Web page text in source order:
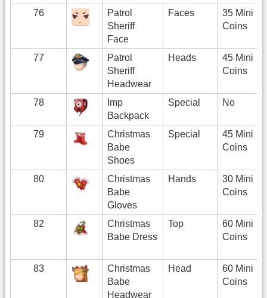
76
Patrol
Sheriff
Face
Faces
35 Mini
Coins
77
Patrol
Sheriff
Headwear
Heads
45 Mini
Coins
78
Imp
Backpack
Special No
79
Christmas
Babe
Shoes
Special
45 Mini
Coins
80
Christmas
Babe
Gloves
Hands
30 Mini
Coins
82
Christmas
Babe Dress
Top
60 Mini
Coins
83
Christmas
Babe
Headwear
Head
60 Mini
Coins